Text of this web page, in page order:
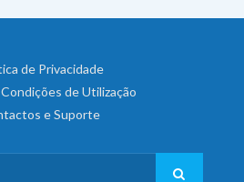
de Privacidade
de Utilização
e Suporte